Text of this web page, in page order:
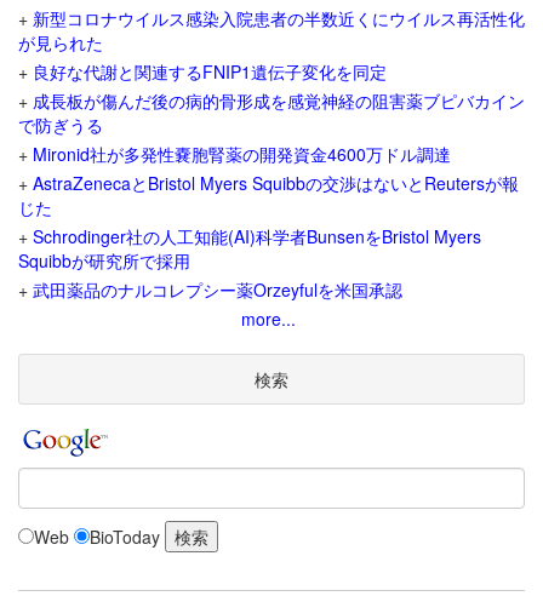
+ 新型コロナウイルス感染入院患者の半数近くにウイルス再活性化
が見られた
+ 良好な代謝と関連するFNIP1遺伝子変化を同定
+ 成長板が傷んだ後の病的骨形成を感覚神経の阻害薬ブピバカイン
で防ぎうる
+ Mironid社が多発性嚢胞腎薬の開発資金4600万ドル調達
+ AstraZenecaとBristol Myers Squibbの交渉はないとReutersが報
じた
+ Schrodinger社の人工知能(AI)科学者BunsenをBristol Myers
Squibbが研究所で採用
+ 武田薬品のナルコレプシー薬Orzeyfulを米国承認
more...
検索
Web BioToday